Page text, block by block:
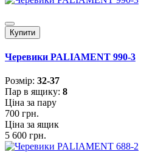
Купити
Черевики PALIAMENT 990-3
Розмiр: 32-37
Пар в ящику: 8
Ціна за пару
700 грн.
Ціна за ящик
5 600 грн.